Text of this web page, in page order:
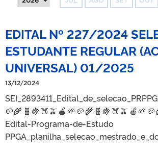
TELEFONES
EDITAL Nº 227/2024
ESTUDANTE REGULAR
UNIVERSAL) 01/2025
13/12/2024
Edital-Programa-de-